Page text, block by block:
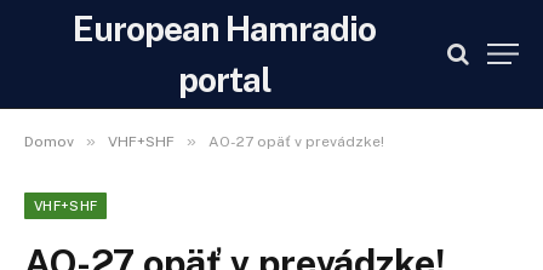
European Hamradio
portal
Domov » VHF+SHF » AO-27 opäť v prevádzke!
VHF+SHF